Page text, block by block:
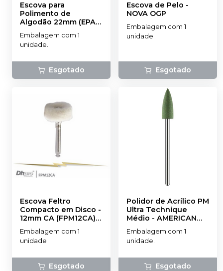
Escova para
Polimento de
Algodão 22mm (EPA1)
DHPRO
Embalagem com 1
unidade.
Esgotado
Escova de Pelo -
NOVA OGP
Embalagem com 1
unidade
Esgotado
Escova Feltro
Compacto em Disco -
12mm CA (FPM12CA)-
DHPRO
Embalagem com 1
unidade
Esgotado
Polidor de Acrílico PM
Ultra Technique
Médio - AMERICAN
BURRS
Embalagem com 1
unidade.
Esgotado